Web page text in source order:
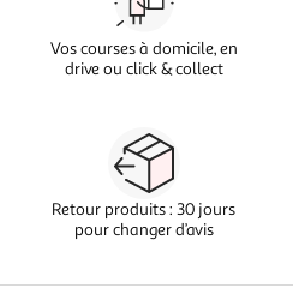
Vos courses à domicile, en
drive ou click & collect
Retour produits : 30 jours
pour changer d’avis